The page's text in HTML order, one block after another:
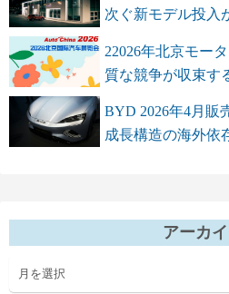
次ぐ新モデル投入
22026年北京モー
質な競争が収束す
BYD 2026年4月販
成長構造の海外依
アーカ
月を選択